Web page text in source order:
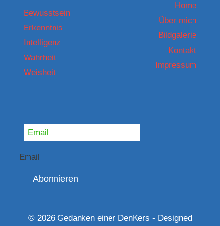
Bewusstsein
Erkenntnis
Intelligenz
Wahrheit
Weisheit
Home
Über mich
Bildgalerie
Kontakt
Impressum
© 2026 Gedanken einer DenKers - Designed
Email
Abonnieren